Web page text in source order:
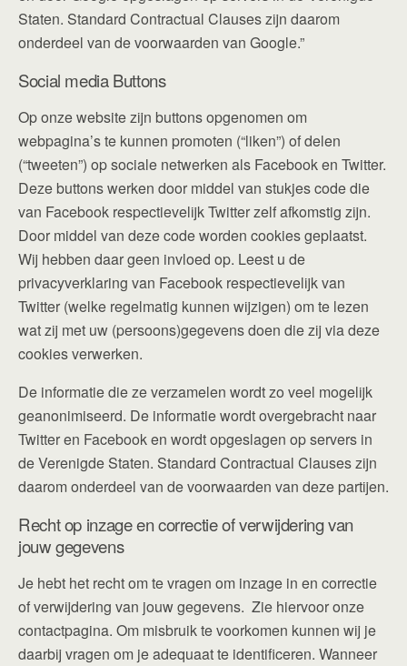
Staten. Standard Contractual Clauses zijn daarom
onderdeel van de voorwaarden van Google.”
Social media Buttons
Op onze website zijn buttons opgenomen om
webpagina’s te kunnen promoten (“liken”) of delen
(“tweeten”) op sociale netwerken als Facebook en Twitter.
Deze buttons werken door middel van stukjes code die
van Facebook respectievelijk Twitter zelf afkomstig zijn.
Door middel van deze code worden cookies geplaatst.
Wij hebben daar geen invloed op. Leest u de
privacyverklaring van Facebook respectievelijk van
Twitter (welke regelmatig kunnen wijzigen) om te lezen
wat zij met uw (persoons)gegevens doen die zij via deze
cookies verwerken.
De informatie die ze verzamelen wordt zo veel mogelijk
geanonimiseerd. De informatie wordt overgebracht naar
Twitter en Facebook en wordt opgeslagen op servers in
de Verenigde Staten. Standard Contractual Clauses zijn
daarom onderdeel van de voorwaarden van deze partijen.
Recht op inzage en correctie of verwijdering van
jouw gegevens
Je hebt het recht om te vragen om inzage in en correctie
of verwijdering van jouw gegevens. Zie hiervoor onze
contactpagina. Om misbruik te voorkomen kunnen wij je
daarbij vragen om je adequaat te identificeren. Wanneer